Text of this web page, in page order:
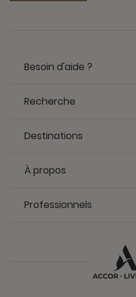
Besoin d'aide ?
Recherche
Destinations
À propos
Professionnels